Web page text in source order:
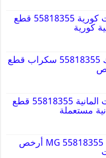
قطع غيار سيارات كورية 55818355 قطع
كورية
قطع غيار كاديلاك 55818355 سكراب قطع
قطع غيار سيارات المانية 55818355 قطع
مستعملة
قطع غيار أم جي MG 55818355 أرخص